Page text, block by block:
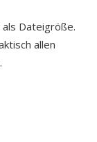
Dateigröße.
allen